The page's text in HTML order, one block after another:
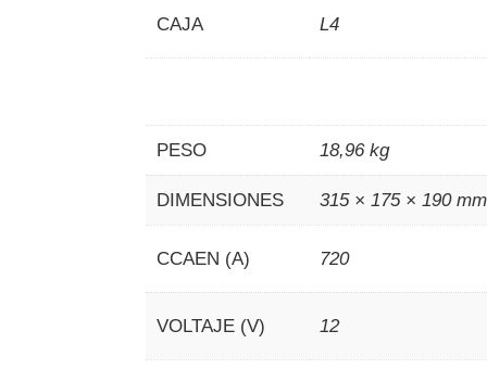
CAJA L4
PESO 18,96 kg
DIMENSIONES 315 × 175 × 190 mm
CCAEN (A) 720
VOLTAJE (V) 12